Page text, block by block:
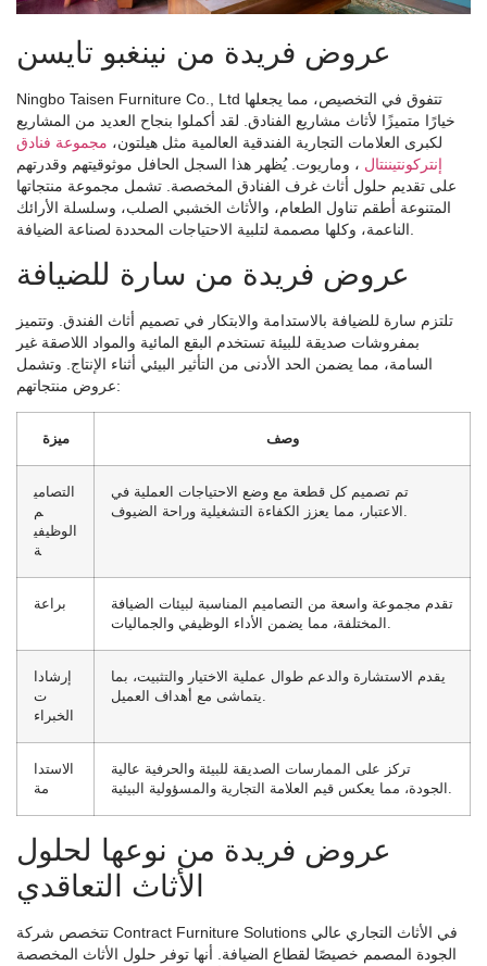
عروض فريدة من نينغبو تايسن
Ningbo Taisen Furniture Co., Ltd تتفوق في التخصيص، مما يجعلها
خيارًا متميزًا لأثاث مشاريع الفنادق. لقد أكملوا بنجاح العديد من المشاريع
لكبرى العلامات التجارية الفندقية العالمية مثل هيلتون، مجموعة فنادق
إنتركونتيننتال ، وماريوت. يُظهر هذا السجل الحافل موثوقيتهم وقدرتهم
على تقديم حلول أثاث غرف الفنادق المخصصة. تشمل مجموعة منتجاتها
المتنوعة أطقم تناول الطعام، والأثاث الخشبي الصلب، وسلسلة الأرائك
الناعمة، وكلها مصممة لتلبية الاحتياجات المحددة لصناعة الضيافة.
عروض فريدة من سارة للضيافة
تلتزم سارة للضيافة بالاستدامة والابتكار في تصميم أثاث الفندق. وتتميز
بمفروشات صديقة للبيئة تستخدم البقع المائية والمواد اللاصقة غير
السامة، مما يضمن الحد الأدنى من التأثير البيئي أثناء الإنتاج. وتشمل
عروض منتجاتهم:
ميزة وصف
التصامي
م
الوظيفي
ة
تم تصميم كل قطعة مع وضع الاحتياجات العملية في
الاعتبار، مما يعزز الكفاءة التشغيلية وراحة الضيوف.
براعة
تقدم مجموعة واسعة من التصاميم المناسبة لبيئات الضيافة
المختلفة، مما يضمن الأداء الوظيفي والجماليات.
إرشادا
ت
الخبراء
يقدم الاستشارة والدعم طوال عملية الاختيار والتثبيت، بما
يتماشى مع أهداف العميل.
الاستدا
مة
تركز على الممارسات الصديقة للبيئة والحرفية عالية
الجودة، مما يعكس قيم العلامة التجارية والمسؤولية البيئية.
عروض فريدة من نوعها لحلول
الأثاث التعاقدي
تتخصص شركة Contract Furniture Solutions في الأثاث التجاري عالي
الجودة المصمم خصيصًا لقطاع الضيافة. أنها توفر حلول الأثاث المخصصة